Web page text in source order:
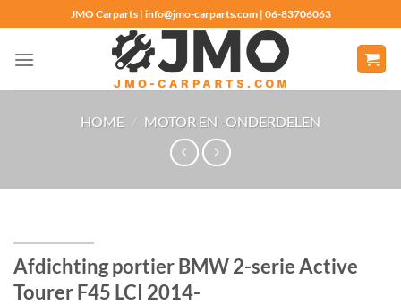
naar
inhoud
JMO Carparts | info@jmo-carparts.com | 06-83706063
HOME / MOTOR EN -ONDERDELEN
Afdichting portier BMW 2-serie Active
Tourer F45 LCI 2014-